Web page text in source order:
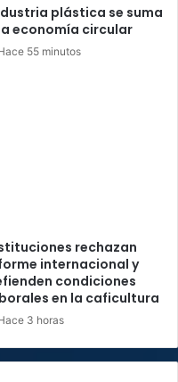
plástica se suma
economía circular
55 minutos
rechazan
internacional y
condiciones
en la caficultura
3 horas